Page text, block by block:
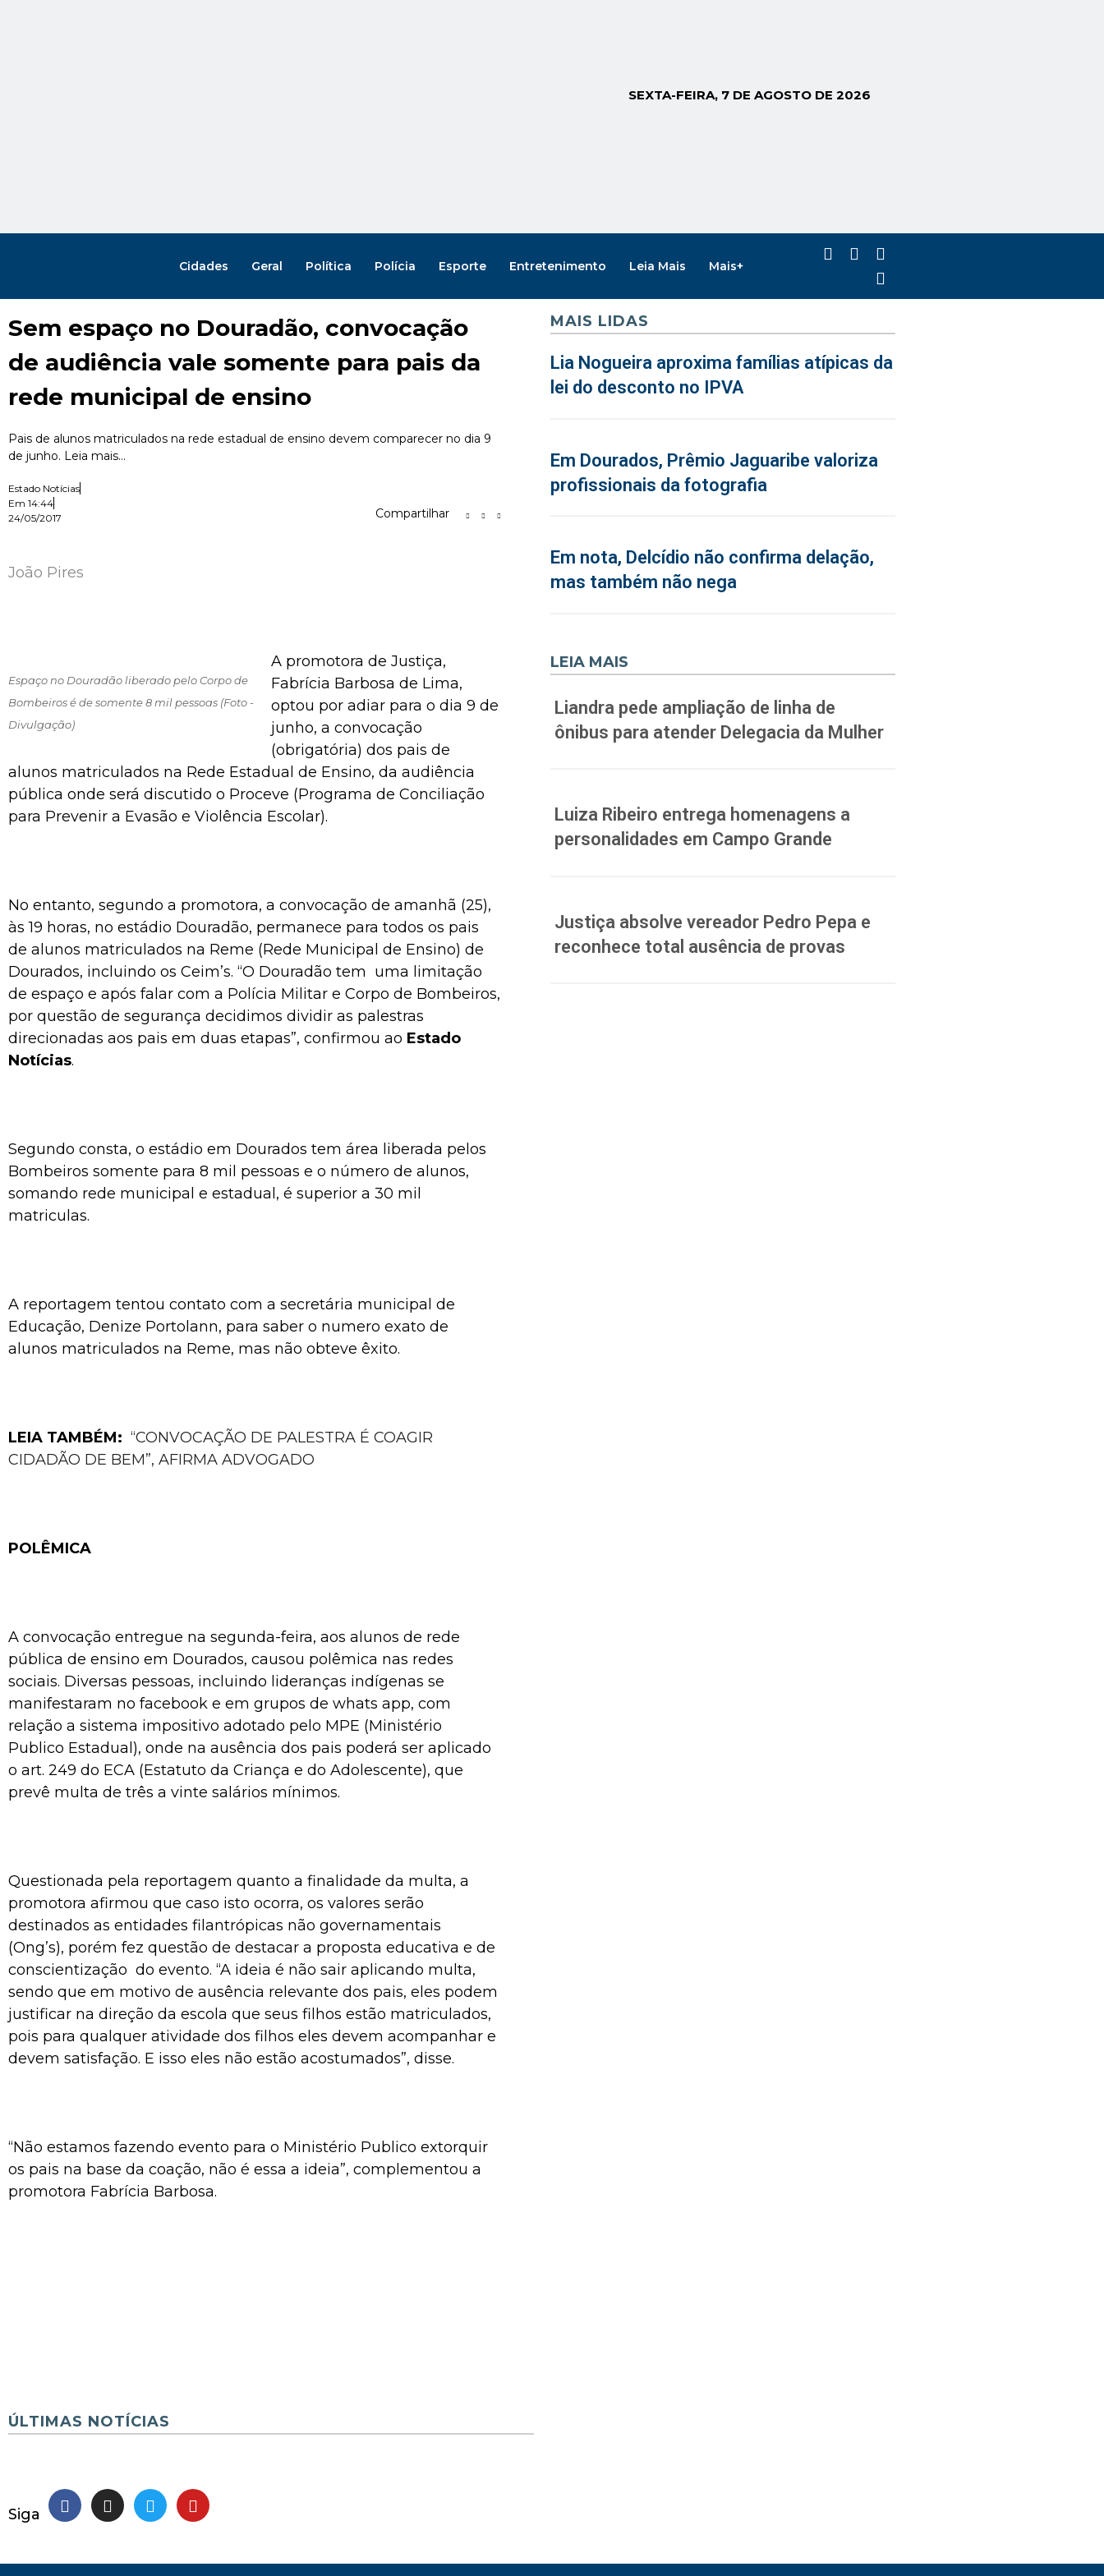
SEXTA-FEIRA, 7 DE AGOSTO DE 2026
Cidades Geral Política Polícia Esporte Entretenimento Leia Mais Mais+
Sem espaço no Douradão, convocação
de audiência vale somente para pais da
rede municipal de ensino
Pais de alunos matriculados na rede estadual de ensino devem comparecer no dia 9
de junho. Leia mais...
Estado Notícias
Em 14:44
24/05/2017
Compartilhar
João Pires
Espaço no Douradão liberado pelo Corpo de
Bombeiros é de somente 8 mil pessoas (Foto -
Divulgação)
A promotora de Justiça,
Fabrícia Barbosa de Lima,
optou por adiar para o dia 9 de
junho, a convocação
(obrigatória) dos pais de
alunos matriculados na Rede Estadual de Ensino, da audiência
pública onde será discutido o Proceve (Programa de Conciliação
para Prevenir a Evasão e Violência Escolar).
No entanto, segundo a promotora, a convocação de amanhã (25),
às 19 horas, no estádio Douradão, permanece para todos os pais
de alunos matriculados na Reme (Rede Municipal de Ensino) de
Dourados, incluindo os Ceim’s. “O Douradão tem uma limitação
de espaço e após falar com a Polícia Militar e Corpo de Bombeiros,
por questão de segurança decidimos dividir as palestras
direcionadas aos pais em duas etapas”, confirmou ao Estado
Notícias.
Segundo consta, o estádio em Dourados tem área liberada pelos
Bombeiros somente para 8 mil pessoas e o número de alunos,
somando rede municipal e estadual, é superior a 30 mil
matriculas.
A reportagem tentou contato com a secretária municipal de
Educação, Denize Portolann, para saber o numero exato de
alunos matriculados na Reme, mas não obteve êxito.
LEIA TAMBÉM: “CONVOCAÇÃO DE PALESTRA É COAGIR
CIDADÃO DE BEM”, AFIRMA ADVOGADO
POLÊMICA
A convocação entregue na segunda-feira, aos alunos de rede
pública de ensino em Dourados, causou polêmica nas redes
sociais. Diversas pessoas, incluindo lideranças indígenas se
manifestaram no facebook e em grupos de whats app, com
relação a sistema impositivo adotado pelo MPE (Ministério
Publico Estadual), onde na ausência dos pais poderá ser aplicado
o art. 249 do ECA (Estatuto da Criança e do Adolescente), que
prevê multa de três a vinte salários mínimos.
Questionada pela reportagem quanto a finalidade da multa, a
promotora afirmou que caso isto ocorra, os valores serão
destinados as entidades filantrópicas não governamentais
(Ong’s), porém fez questão de destacar a proposta educativa e de
conscientização do evento. “A ideia é não sair aplicando multa,
sendo que em motivo de ausência relevante dos pais, eles podem
justificar na direção da escola que seus filhos estão matriculados,
pois para qualquer atividade dos filhos eles devem acompanhar e
devem satisfação. E isso eles não estão acostumados”, disse.
“Não estamos fazendo evento para o Ministério Publico extorquir
os pais na base da coação, não é essa a ideia”, complementou a
promotora Fabrícia Barbosa.
MAIS LIDAS
Lia Nogueira aproxima famílias atípicas da
lei do desconto no IPVA
Em Dourados, Prêmio Jaguaribe valoriza
profissionais da fotografia
Em nota, Delcídio não confirma delação,
mas também não nega
LEIA MAIS
Liandra pede ampliação de linha de
ônibus para atender Delegacia da Mulher
Luiza Ribeiro entrega homenagens a
personalidades em Campo Grande
Justiça absolve vereador Pedro Pepa e
reconhece total ausência de provas
ÚLTIMAS NOTÍCIAS
Siga